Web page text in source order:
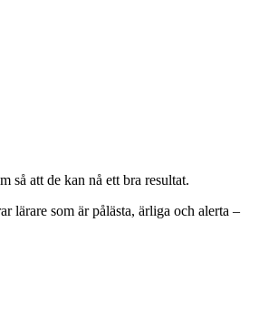
så att de kan nå ett bra resultat.
lärare som är pålästa, ärliga och alerta –